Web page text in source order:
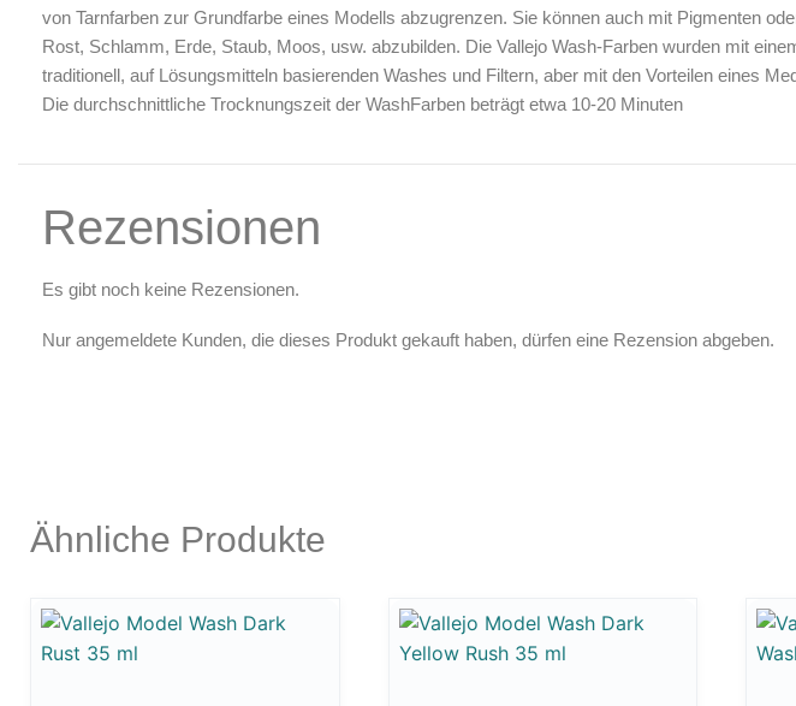
Zubehör & Ausstattung
Arbeitsplatz & Zubehör
Leerbehälter & Mischzubehör
X
von Tarnfarben zur Grundfarbe eines Modells abzugrenzen. Sie können auch mit Pigmenten
Rost, Schlamm, Erde, Staub, Moos, usw. abzubilden. Die Vallejo Wash-Farben wurden mit
traditionell, auf Lösungsmitteln basierenden Washes und Filtern, aber mit den Vorteilen eines
Die durchschnittliche Trocknungszeit der WashFarben beträgt etwa 10-20 Minuten
Rezensionen
Es gibt noch keine Rezensionen.
Nur angemeldete Kunden, die dieses Produkt gekauft haben, dürfen eine Rezension abgeben.
Ähnliche Produkte